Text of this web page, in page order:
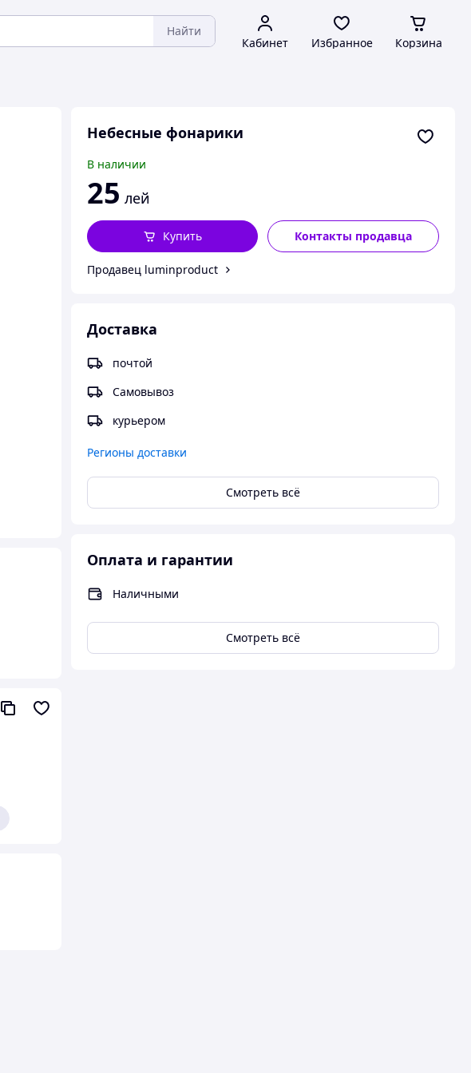
Найти
Кабинет Избранное Корзина
Небесные фонарики
В наличии
25 лей
Контакты продавца
Купить
Продавец luminproduct
Доставка
почтой
Самовывоз
курьером
Регионы доставки
Смотреть всё
Оплата и гарантии
Наличными
Смотреть всё